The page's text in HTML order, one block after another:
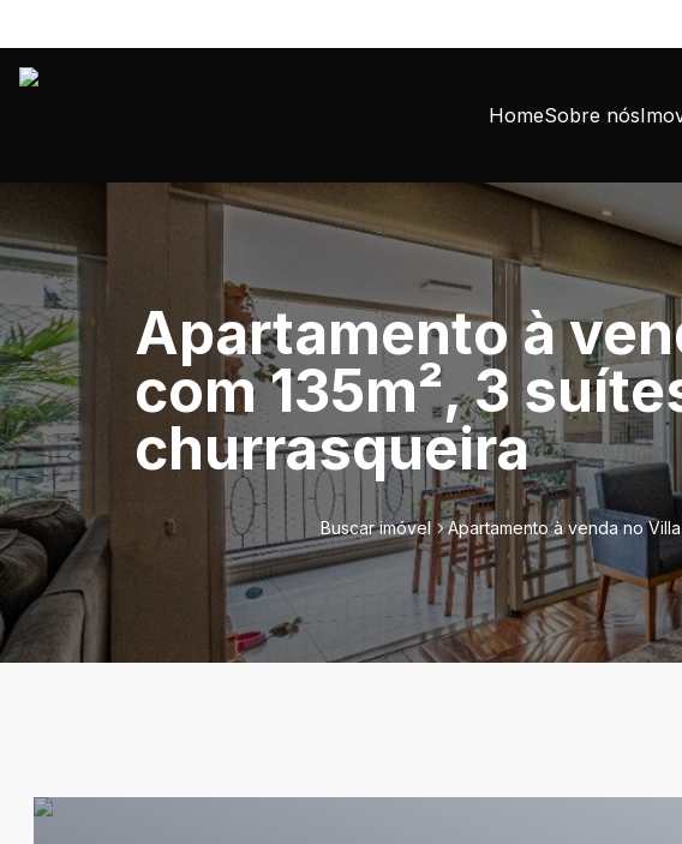
HomeSobre nós
Apartamento à
com 135m², 3
churrasqueira
Buscar imóvel Apartamento à venda no